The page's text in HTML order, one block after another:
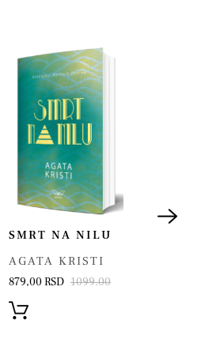
SMRT NA NILU
AGATA KRISTI
879,00 RSD 1099.00